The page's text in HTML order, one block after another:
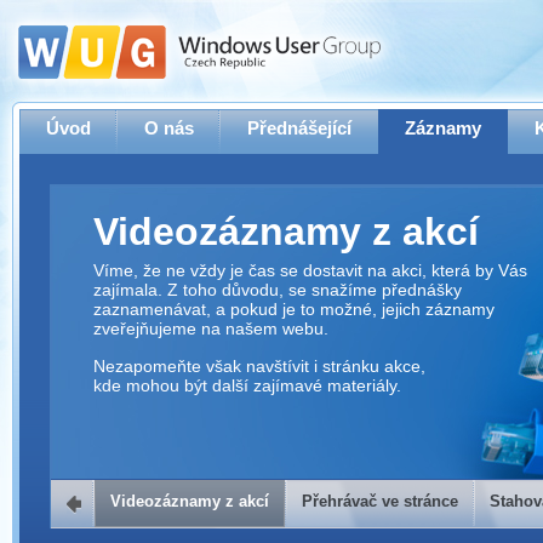
Úvod O nás Přednášející Záznamy
Videozáznamy z akcí
Víme, že ne vždy je čas se dostavit na akci, která by Vás
zajímala. Z toho důvodu, se snažíme přednášky
zaznamenávat, a pokud je to možné, jejich záznamy
zveřejňujeme na našem webu.
Nezapomeňte však navštívit i stránku akce,
kde mohou být další zajímavé materiály.
Přehrávač ve stránce
Videozáznamy z akcí Přehrávač ve stránce